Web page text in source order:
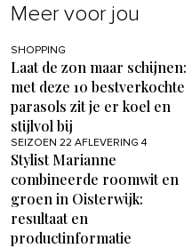
Meer voor jou
SHOPPING
Laat de zon maar schijnen:
met deze 10 bestverkochte
parasols zit je er koel en
stijlvol bij
SEIZOEN 22 AFLEVERING 4
Stylist Marianne
combineerde roomwit en
groen in Oisterwijk:
resultaat en
productinformatie